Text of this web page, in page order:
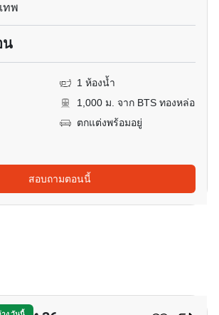
ทพ
น
1 ห้องน้ำ
1,000 ม. จาก BTS ทองหล่อ
ตกแต่งพร้อมอยู่
สอบถามตอนนี้